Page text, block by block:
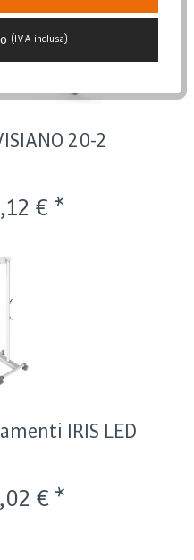
20-2
€ *
IRIS LED
€ *
(IVA inclusa)